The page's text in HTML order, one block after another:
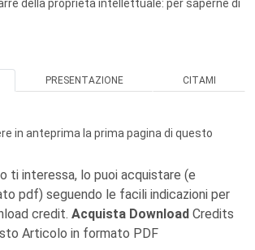
della proprietà intellettuale: per saperne di
PRESENTAZIONE CITAMI
in anteprima la prima pagina di questo
ti interessa, lo puoi acquistare (e
pdf) seguendo le facili indicazioni per
credit. Acquista Download Credits
Articolo in formato PDF